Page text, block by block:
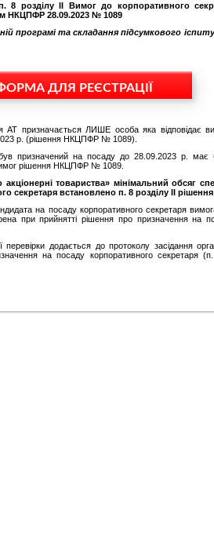
8 розділу ІІ Вимог до корпоративного
НКЦПФР 28.09.2023 № 1089
програмі та складання підсумкового
ДЛЯ РЕЄСТРАЦІЇ
АТ призначається ЛИШЕ особа яка відповідає
р. (рішення НКЦПФР № 1089).
призначений на посаду до 28.09.2023 р. має
вимог рішення НКЦПФР № 1089.
товариства» мінімальний обсяг
секретаря встановлено п. 8 розділу ІІ
на посаду корпоративного секретаря
при прийнятті рішення про призначення на
додається до протоколу засідання
на посаду корпоративного секретаря